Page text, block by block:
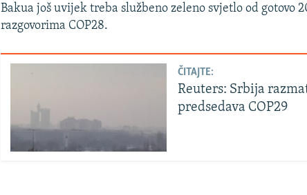
Bakua još uvijek treba službeno zeleno svjetlo od gotovo
razgovorima COP28.
ČITAJTE:
Reuters: Srbija
predsedava COP29